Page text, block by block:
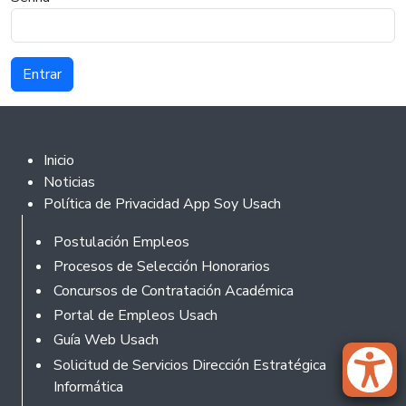
Footer 2
Inicio
Noticias
Política de Privacidad App Soy Usach
Rodapé
Postulación Empleos
Procesos de Selección Honorarios
Concursos de Contratación Académica
Portal de Empleos Usach
Guía Web Usach
Solicitud de Servicios Dirección Estratégica
Informática